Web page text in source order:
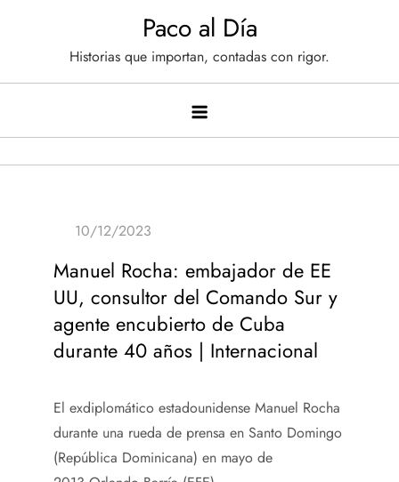
Paco al Día
Historias que importan, contadas con rigor.
Manuel Rocha: embajador de EE
UU, consultor del Comando Sur y
agente encubierto de Cuba
durante 40 años | Internacional
El exdiplomático estadounidense Manuel Rocha
durante una rueda de prensa en Santo Domingo
(República Dominicana) en mayo de